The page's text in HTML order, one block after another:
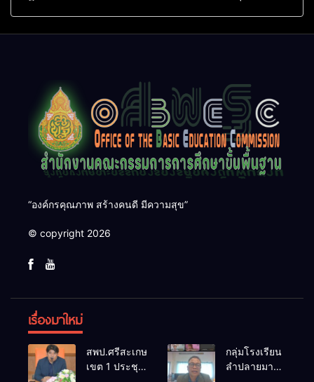
“องค์กรคุณภาพ สร้างคนดี มีความสุข”
© copyright 2026
เรื่องมาใหม่
สพป.ศรีสะเกษ
เขต 1 ประชุม
กลุ่มโรงเรียน
ลำปลายมาศ